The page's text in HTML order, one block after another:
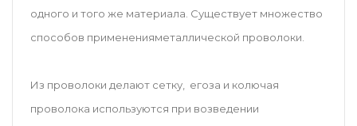
одного и того же материала. Существует множество
способов примененияметаллической проволоки.
Из проволоки делают сетку, егоза и колючая
проволока используются при возведении